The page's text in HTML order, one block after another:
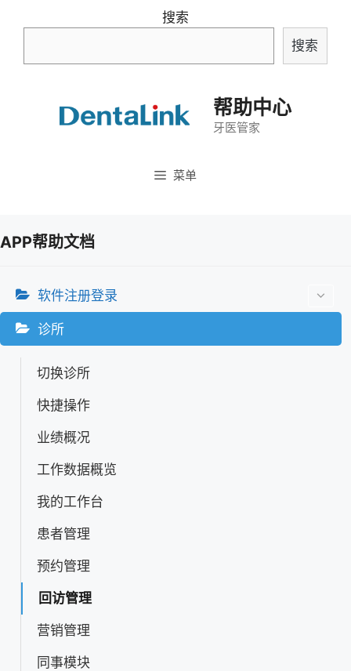
搜索
搜索
帮助中心
牙医管家
菜单
APP帮助文档
软件注册登录
诊所
切换诊所
快捷操作
业绩概况
工作数据概览
我的工作台
患者管理
预约管理
回访管理
营销管理
同事模块